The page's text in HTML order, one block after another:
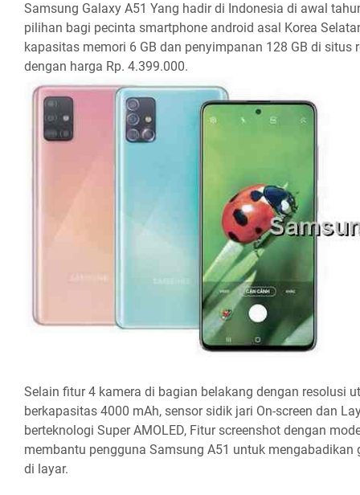
Samsung Galaxy A51 Yang hadir di Indonesia di awal
pilihan bagi pecinta smartphone android asal Korea
kapasitas memori 6 GB dan penyimpanan 128 GB di situs
dengan harga Rp. 4.399.000.
Selain fitur 4 kamera di bagian belakang dengan resolusi
berkapasitas 4000 mAh, sensor sidik jari On-screen dan
berteknologi Super AMOLED, Fitur screenshot dengan
membantu pengguna Samsung A51 untuk
di layar.